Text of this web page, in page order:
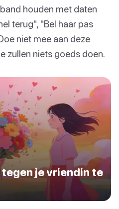
houden met daten
terug", "Bel haar pas
niet mee aan deze
zullen niets goeds doen.
tegen je vriendin te